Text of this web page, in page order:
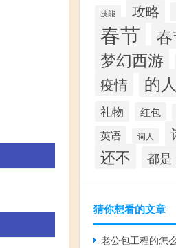
技能 攻略
春节
梦幻西游
疫情 的人
礼物 红包
英语 词人
还不 都是
猜你想看的文章
老公包工程的怎